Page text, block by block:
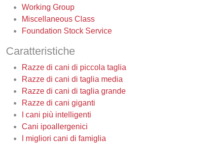
Working Group
Miscellaneous Class
Foundation Stock Service
Caratteristiche
Razze di cani di piccola taglia
Razze di cani di taglia media
Razze di cani di taglia grande
Razze di cani giganti
I cani più intelligenti
Cani ipoallergenici
I migliori cani di famiglia